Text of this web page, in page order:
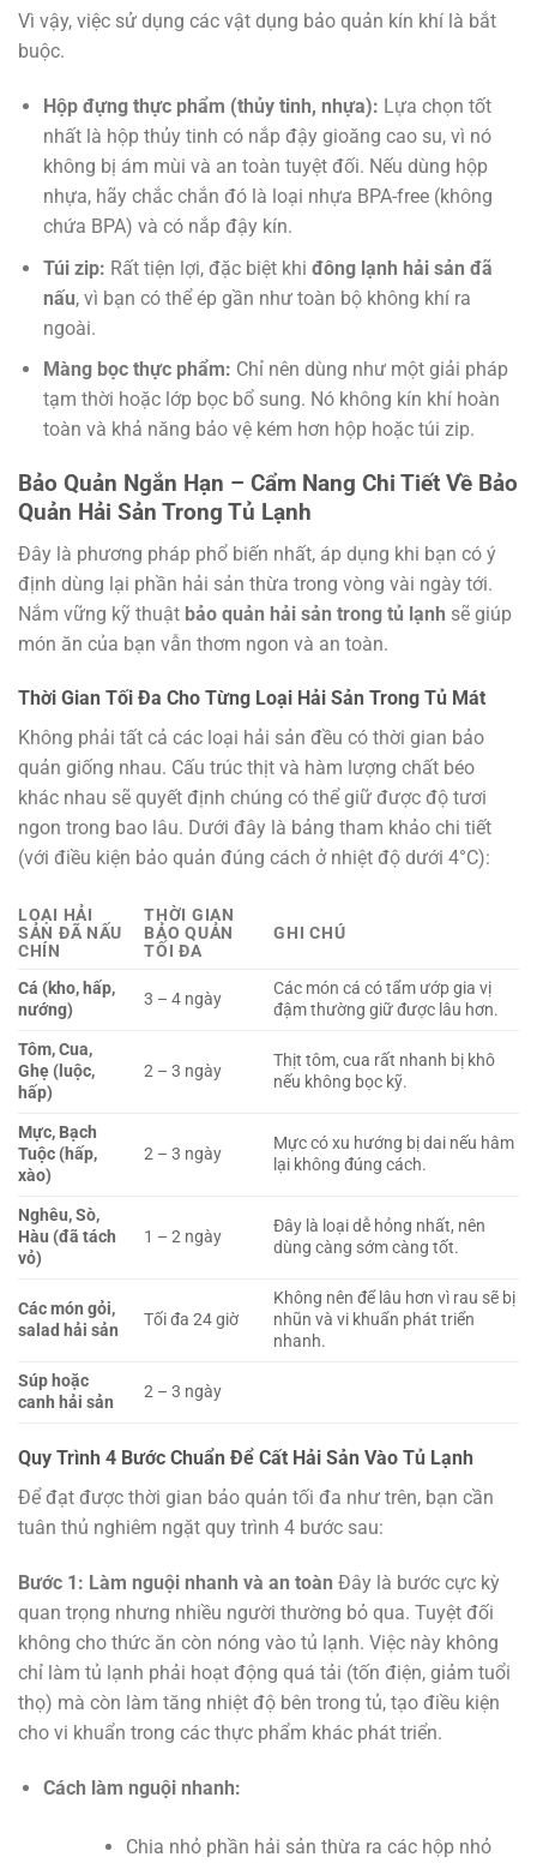
Vì vậy, việc sử dụng các vật dụng bảo quản kín khí là bắt
buộc.
Hộp đựng thực phẩm (thủy tinh, nhựa): Lựa chọn tốt
nhất là hộp thủy tinh có nắp đậy gioăng cao su, vì nó
không bị ám mùi và an toàn tuyệt đối. Nếu dùng hộp
nhựa, hãy chắc chắn đó là loại nhựa BPA-free (không
chứa BPA) và có nắp đậy kín.
Túi zip: Rất tiện lợi, đặc biệt khi đông lạnh hải sản đã
nấu, vì bạn có thể ép gần như toàn bộ không khí ra
ngoài.
Màng bọc thực phẩm: Chỉ nên dùng như một giải pháp
tạm thời hoặc lớp bọc bổ sung. Nó không kín khí hoàn
toàn và khả năng bảo vệ kém hơn hộp hoặc túi zip.
Bảo Quản Ngắn Hạn – Cẩm Nang Chi Tiết Về Bảo
Quản Hải Sản Trong Tủ Lạnh
Đây là phương pháp phổ biến nhất, áp dụng khi bạn có ý
định dùng lại phần hải sản thừa trong vòng vài ngày tới.
Nắm vững kỹ thuật bảo quản hải sản trong tủ lạnh sẽ giúp
món ăn của bạn vẫn thơm ngon và an toàn.
Thời Gian Tối Đa Cho Từng Loại Hải Sản Trong Tủ Mát
Không phải tất cả các loại hải sản đều có thời gian bảo
quản giống nhau. Cấu trúc thịt và hàm lượng chất béo
khác nhau sẽ quyết định chúng có thể giữ được độ tươi
ngon trong bao lâu. Dưới đây là bảng tham khảo chi tiết
(với điều kiện bảo quản đúng cách ở nhiệt độ dưới 4°C):
LOẠI HẢI
SẢN ĐÃ NẤU
CHÍN
THỜI GIAN
BẢO QUẢN
TỐI ĐA
GHI CHÚ
Cá (kho, hấp,
nướng)
3 – 4 ngày
Các món cá có tẩm ướp gia vị
đậm thường giữ được lâu hơn.
Tôm, Cua,
Ghẹ (luộc,
hấp)
2 – 3 ngày
Thịt tôm, cua rất nhanh bị khô
nếu không bọc kỹ.
Mực, Bạch
Tuộc (hấp,
xào)
2 – 3 ngày
Mực có xu hướng bị dai nếu hâm
lại không đúng cách.
Nghêu, Sò,
Hàu (đã tách
vỏ)
1 – 2 ngày
Đây là loại dễ hỏng nhất, nên
dùng càng sớm càng tốt.
Các món gỏi,
salad hải sản
Tối đa 24 giờ
Không nên để lâu hơn vì rau sẽ bị
nhũn và vi khuẩn phát triển
nhanh.
Súp hoặc
canh hải sản
2 – 3 ngày
Quy Trình 4 Bước Chuẩn Để Cất Hải Sản Vào Tủ Lạnh
Để đạt được thời gian bảo quản tối đa như trên, bạn cần
tuân thủ nghiêm ngặt quy trình 4 bước sau:
Bước 1: Làm nguội nhanh và an toàn Đây là bước cực kỳ
quan trọng nhưng nhiều người thường bỏ qua. Tuyệt đối
không cho thức ăn còn nóng vào tủ lạnh. Việc này không
chỉ làm tủ lạnh phải hoạt động quá tải (tốn điện, giảm tuổi
thọ) mà còn làm tăng nhiệt độ bên trong tủ, tạo điều kiện
cho vi khuẩn trong các thực phẩm khác phát triển.
Cách làm nguội nhanh:
Chia nhỏ phần hải sản thừa ra các hộp nhỏ